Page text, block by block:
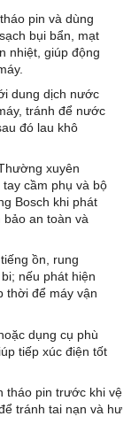
pin và dùng
bụi bẩn, mạt
nhiệt, giúp động
dung dịch nước
tránh để nước
đó lau khô
xuyên
cầm phụ và bộ
Bosch khi phát
an toàn và
ồn, rung
nếu phát hiện
thời để máy vận
dụng cụ phù
tiếp xúc điện tốt
tháo pin trước khi vệ
tránh tai nạn và hư